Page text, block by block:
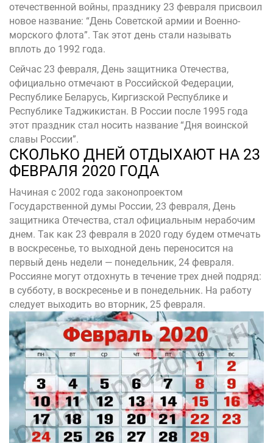
отечественной войны, празднику 23 февраля присвоил
новое название: “День Советской армии и Военно-
морского флота”. Так этот день стали называть
вплоть до 1992 года.
Сейчас 23 февраля, День защитника Отечества,
официально отмечают в Российской Федерации,
Республике Беларусь, Киргизской Республике и
Республике Таджикистан. В России после 1995 года
этот праздник стал носить название “Дня воинской
славы России”.
СКОЛЬКО ДНЕЙ ОТДЫХАЮТ НА 23
ФЕВРАЛЯ 2020 ГОДА
Начиная с 2002 года законопроектом
Государственной думы России, 23 февраля, День
защитника Отечества, стал официальным нерабочим
днем. Так как 23 февраля в 2020 году будем отмечать
в воскресенье, то выходной день переносится на
первый день недели — понедельник, 24 февраля.
Россияне могут отдохнуть в течение трех дней подряд:
в субботу, в воскресенье и в понедельник. На работу
следует выходить во вторник, 25 февраля.